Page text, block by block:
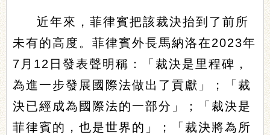
近年來，菲律賓把該裁決抬到了前所
未有的高度。菲律賓外長馬納洛在2023年
7月12日發表聲明稱：「裁決是里程碑，
為進一步發展國際法做出了貢獻」；「裁
決已經成為國際法的一部分」；「裁決是
菲律賓的，也是世界的」；「裁決將為所